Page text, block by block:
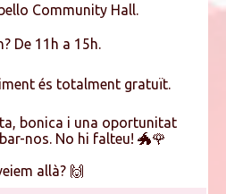
Community Hall.
De 11h a 15h.
és totalment gratuït.
bonica i una oportunitat
nos. No hi falteu! 🐲🌹
allà? 🙌